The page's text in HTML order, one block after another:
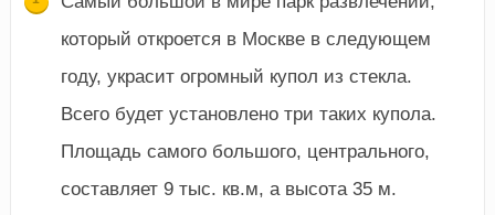
который откроется в Москве в следующем
году, украсит огромный купол из стекла.
Всего будет установлено три таких купола.
Площадь самого большого, центрального,
составляет 9 тыс. кв.м, а высота 35 м.